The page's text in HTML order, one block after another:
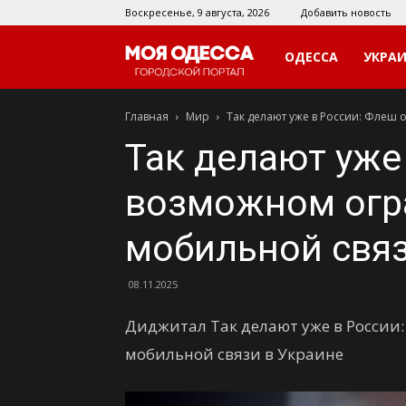
Воскресенье, 9 августа, 2026 Добавить новость
Моя
Одесса
ОДЕССА
Главная Мир Так делают уже в России: Флеш
Так делают
возможном
мобильной
08.11.2025
Диджитал Так делают уже в
мобильной связи в Украине